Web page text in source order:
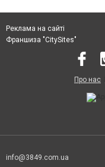
Реклама на сайті
Франшиза "CitySites"
Про нас
info@3849.com.ua